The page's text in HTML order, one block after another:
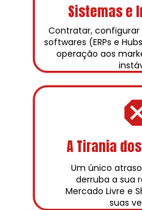
Sistemas e
A Tirania
Contratar,
softwares (ERPs e
operação aos
Um único
derruba a sua
Mercado Livre e
suas